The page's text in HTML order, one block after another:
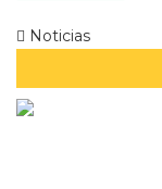
Noticias